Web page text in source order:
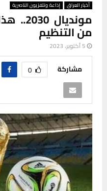
أخبار العراق إذاعة وتلفزيون الناصرية
من التنظيم
5 أكتوبر، 2023
مشاركة 0